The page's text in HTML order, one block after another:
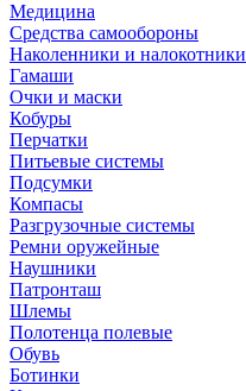
Медицина
Средства самообороны
Наколенники и налокотники
Гамаши
Очки и маски
Кобуры
Перчатки
Питьевые системы
Подсумки
Компасы
Разгрузочные системы
Ремни оружейные
Наушники
Патронташ
Шлемы
Полотенца полевые
Обувь
Ботинки